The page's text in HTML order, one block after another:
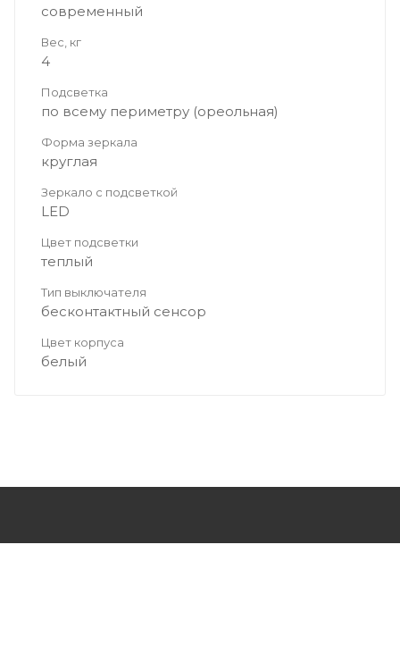
современный
Вес, кг
4
Подсветка
по всему периметру (ореольная)
Форма зеркала
круглая
Зеркало с подсветкой
LED
Цвет подсветки
теплый
Тип выключателя
бесконтактный сенсор
Цвет корпуса
белый